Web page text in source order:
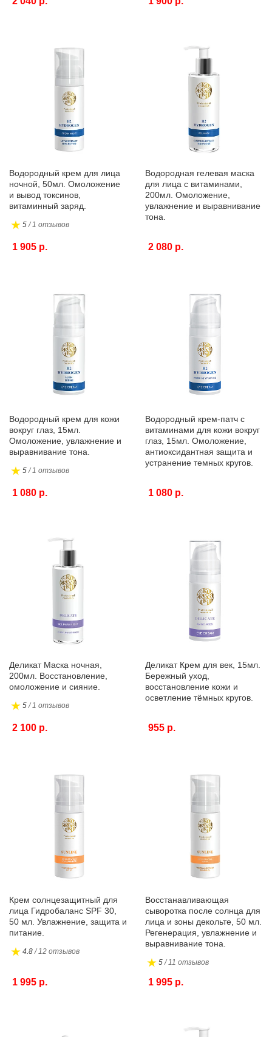
Водородный крем для лица
ночной, 50мл. Омоложение
и вывод токсинов,
витаминный заряд.
5/ 1 отзывов
1 905 р.
Водородная гелевая маска
для лица с витаминами,
200мл. Омоложение,
увлажнение и выравнивание
тона.
2 080 р.
Водородный крем для кожи
вокруг глаз, 15мл.
Омоложение, увлажнение и
выравнивание тона.
5/ 1 отзывов
1 080 р.
Водородный крем-патч с
витаминами для кожи вокруг
глаз, 15мл. Омоложение,
антиоксидантная защита и
устранение темных кругов.
1 080 р.
Деликат Маска ночная,
200мл. Восстановление,
омоложение и сияние.
5/ 1 отзывов
2 100 р.
Деликат Крем для век, 15мл.
Бережный уход,
восстановление кожи и
осветление тёмных кругов.
955 р.
Крем солнцезащитный для
лица Гидробаланс SPF 30,
50 мл. Увлажнение, защита и
питание.
4.8/ 12 отзывов
1 995 р.
Восстанавливающая
сыворотка после солнца для
лица и зоны декольте, 50 мл.
Регенерация, увлажнение и
выравнивание тона.
5/ 11 отзывов
1 995 р.